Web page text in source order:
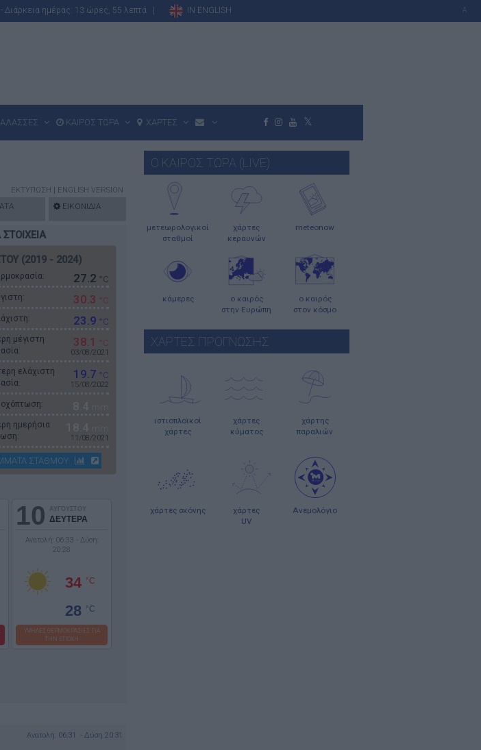
- Διάρκεια ημέρας: 13 ώρες, 55 λεπτά | IN ENGLISH A
ΚΑΙΡΟΣ ΤΩΡΑ ΧΑΡΤΕΣ
ΕΚΤΥΠΩΣΗ | ENGLISH VERSION
ΕΙΚΟΝΙΔΙΑ
ΣΤΟΙΧΕΙΑ
(2019 - 2024)
27.2 °C
30.3 °C
23.9 °C
μέγιστη
38.1 °C
03/08/2021
ελάχιστη
19.7 °C
15/08/2022
8.4 mm
ημερήσια
18.4 mm
11/08/2021
ΣΤΑΘΜΟΥ
10 ΑΥΓΟΥΣΤΟΥ
ΔΕΥΤΕΡΑ
Ανατολή: 06:33 - Δύση:
20:28
34 °C
28 °C
ΥΨΗΛΕΣ ΘΕΡΜΟΚΡΑΣΙΕΣ ΓΙΑ
ΤΗΝ ΕΠΟΧΗ
Ανατολή: 06:31 - Δύση 20:31
Ο ΚΑΙΡΟΣ ΤΩΡΑ (LIVE)
μετεωρολογικοί
σταθμοί
χάρτες
κεραυνών
meteonow
κάμερες
ο καιρός
στην Ευρώπη
ο καιρός
στον κόσμο
ΧΑΡΤΕΣ ΠΡΟΓΝΩΣΗΣ
ιστιοπλοϊκοί
χάρτες
χάρτες
κύματος
χάρτης
παραλιών
χάρτες σκόνης
χάρτες
UV
Ανεμολόγιο